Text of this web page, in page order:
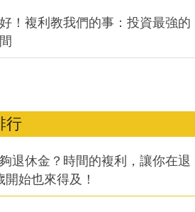
！複利教我們的事：投資最強的
行
退休金？時間的複利，讓你在退
始也來得及！